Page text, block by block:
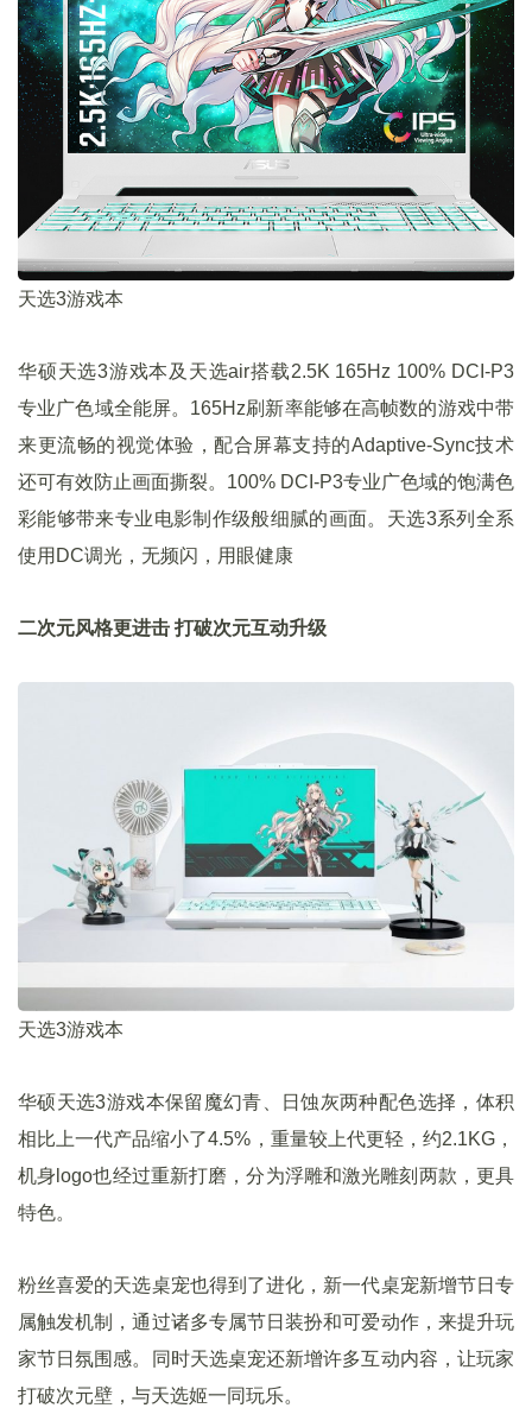
天选3游戏本
华硕天选3游戏本及天选air搭载2.5K 165Hz 100% DCI-P3
专业广色域全能屏。165Hz刷新率能够在高帧数的游戏中带
来更流畅的视觉体验，配合屏幕支持的Adaptive-Sync技术
还可有效防止画面撕裂。100% DCI-P3专业广色域的饱满色
彩能够带来专业电影制作级般细腻的画面。天选3系列全系
使用DC调光，无频闪，用眼健康
二次元风格更进击 打破次元互动升级
天选3游戏本
华硕天选3游戏本保留魔幻青、日蚀灰两种配色选择，体积
相比上一代产品缩小了4.5%，重量较上代更轻，约2.1KG，
机身logo也经过重新打磨，分为浮雕和激光雕刻两款，更具
特色。
粉丝喜爱的天选桌宠也得到了进化，新一代桌宠新增节日专
属触发机制，通过诸多专属节日装扮和可爱动作，来提升玩
家节日氛围感。同时天选桌宠还新增许多互动内容，让玩家
打破次元壁，与天选姬一同玩乐。